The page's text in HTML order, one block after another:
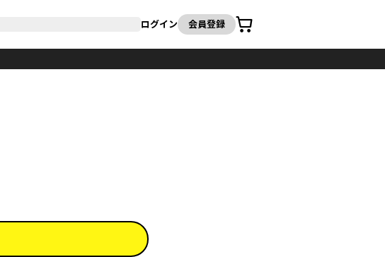
ログイン 会員登録
カート